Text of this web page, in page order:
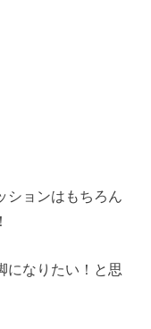
ションはもちろん
になりたい！と思